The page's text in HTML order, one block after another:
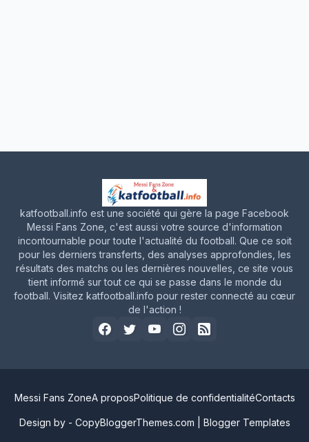
katfootball.info est une société qui gère la page Facebook
Messi Fans Zone, c'est aussi votre source d'information
incontournable pour toute l'actualité du football. Que ce soit
pour les derniers transferts, des analyses approfondies, les
résultats des matchs ou les dernières nouvelles, ce site vous
tient informé sur tout ce qui se passe dans le monde du
football. Visitez katfootball.info pour rester connecté au cœur
de l'action !
Design by - CopyBloggerThemes.com Blogger Templates
Messi Fans ZoneA proposPolitique de confidentialitéContacts